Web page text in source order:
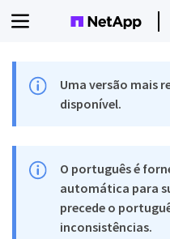
Uma versão mais
disponível.
O português é
automática para
precede o
inconsistências.